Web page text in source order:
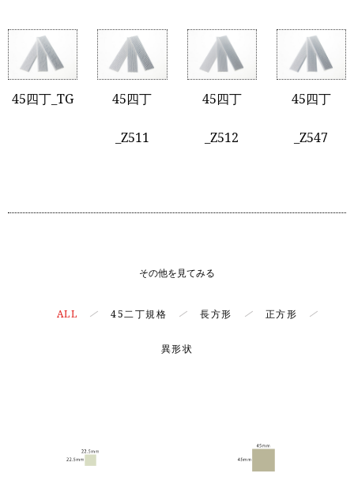
45四丁_TG 45四丁
_Z511
45四丁
_Z512
45四丁
_Z547
その他を見てみる
ALL 45二丁規格 長方形 正方形
異形状